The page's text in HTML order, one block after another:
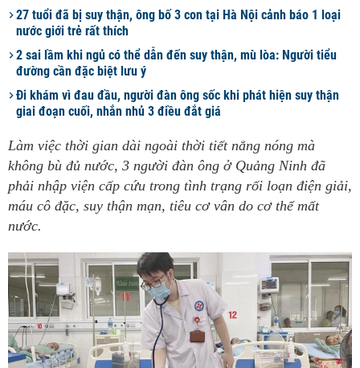
27 tuổi đã bị suy thận, ông bố 3 con tại Hà Nội cảnh báo 1 loại
nước giới trẻ rất thích
2 sai lầm khi ngủ có thể dẫn đến suy thận, mù lòa: Người tiểu
đường cần đặc biệt lưu ý
Đi khám vì đau đầu, người đàn ông sốc khi phát hiện suy thận
giai đoạn cuối, nhắn nhủ 3 điều đắt giá
Làm việc thời gian dài ngoài thời tiết nắng nóng mà
không bù đủ nước, 3 người đàn ông ở Quảng Ninh đã
phải nhập viện cấp cứu trong tình trạng rối loạn điện giải,
máu cô đặc, suy thận mạn, tiêu cơ vân do cơ thể mất
nước.